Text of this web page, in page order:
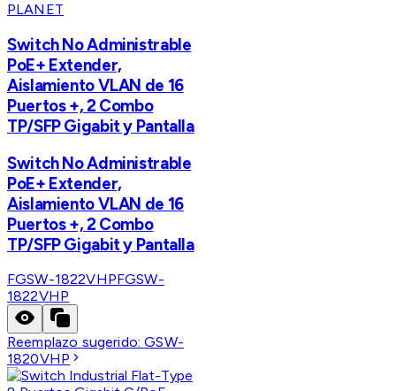
PLANET
Switch No Administrable
PoE+ Extender,
Aislamiento VLAN de 16
Puertos +, 2 Combo
TP/SFP Gigabit y Pantalla
Switch No Administrable
PoE+ Extender,
Aislamiento VLAN de 16
Puertos +, 2 Combo
TP/SFP Gigabit y Pantalla
FGSW-1822VHPFGSW-
1822VHP
Reemplazo sugerido:GSW-
1820VHP